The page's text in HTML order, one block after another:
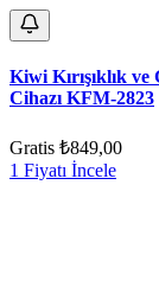
Kiwi Kırışıklık
Cihazı KFM-2823
Gratis ₺849,00
1 Fiyatı İncele